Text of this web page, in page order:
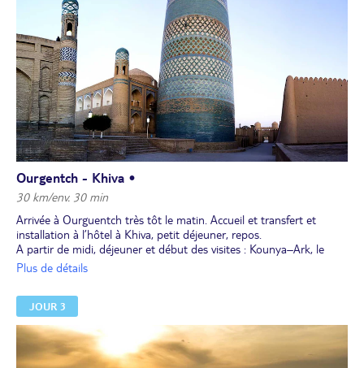
Ourgentch - Khiva •
30 km/env. 30 min
Arrivée à Ourguentch très tôt le matin. Accueil et transfert et
installation à l’hôtel à Khiva, petit déjeuner, repos.
A partir de midi, déjeuner et début des visites : Kounya–Ark, le
palais fortifié du 17e siècle; Kournych-khana (1825); médersa
1912) avec son minaret de 44,5 m de hauteur et 9,5 m de
diamètre, le plus haut minaret de Khiva. Nous visitons la mosquée
Djouma, de vendredi, la principale mosquée de Khiva, le palais Tach
Khaouli, datant du 19e siècle et la résidence des khans de Khiva.
Derrière la mosquée Djouma s’élève le monument le plus célèbre
Plus de détails
JOUR 3